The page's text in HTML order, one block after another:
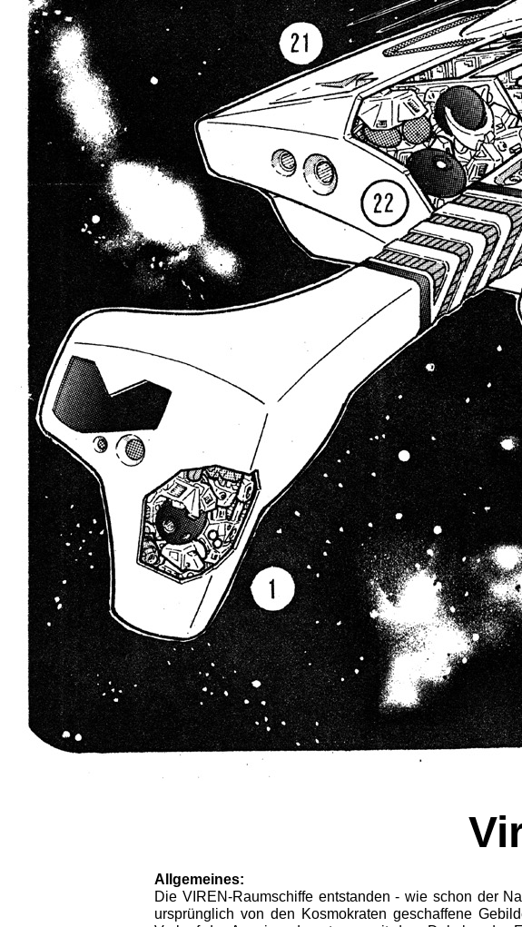
Allgemeines:
Die VIREN-Raumschiffe entstanden - wie schon der
ursprünglich von den Kosmokraten geschaffene